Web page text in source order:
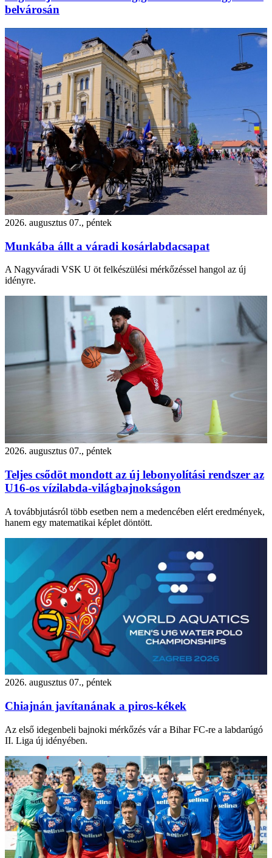
belvárosán
2026. augusztus 07., péntek
Munkába állt a váradi kosárlabdacsapat
A Nagyváradi VSK U öt felkészülési mérkőzéssel hangol az új
idényre.
2026. augusztus 07., péntek
Teljes csődöt mondott az új lebonyolítási rendszer az
U16-os vízilabda-világbajnokságon
A továbbjutásról több esetben nem a medencében elért eredmények,
hanem egy matematikai képlet döntött.
2026. augusztus 07., péntek
Chiajnán javítanának a piros-kékek
Az első idegenbeli bajnoki mérkőzés vár a Bihar FC-re a labdarúgó
II. Liga új idényében.